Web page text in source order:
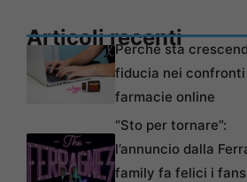
Articoli recenti
Perché sta
fiducia nei confronti
farmacie online
“Sto per tornare”:
l’annuncio dalla
family fa felici i